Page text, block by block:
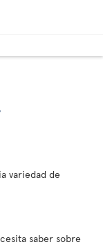
variedad de
saber sobre